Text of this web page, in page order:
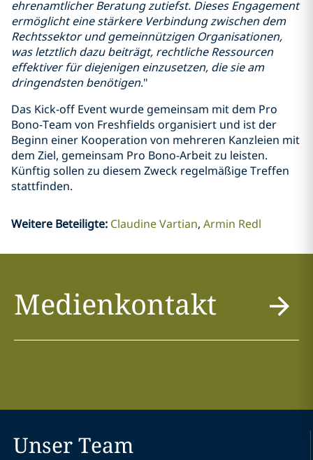
ehrenamtlicher Beratung zutiefst. Dieses Engagement
ermöglicht eine stärkere Verbindung zwischen dem
Rechtssektor und gemeinnützigen Organisationen,
was letztlich dazu beiträgt, rechtliche Ressourcen
effektiver für diejenigen einzusetzen, die sie am
dringendsten benötigen."
Das Kick-off Event wurde gemeinsam mit dem Pro
Bono-Team von Freshfields organisiert und ist der
Beginn einer Kooperation von mehreren Kanzleien mit
dem Ziel, gemeinsam Pro Bono-Arbeit zu leisten.
Künftig sollen zu diesem Zweck regelmäßige Treffen
stattfinden.
Weitere Beteiligte: Claudine Vartian Armin Redl
Medienkontakt
Unser Team